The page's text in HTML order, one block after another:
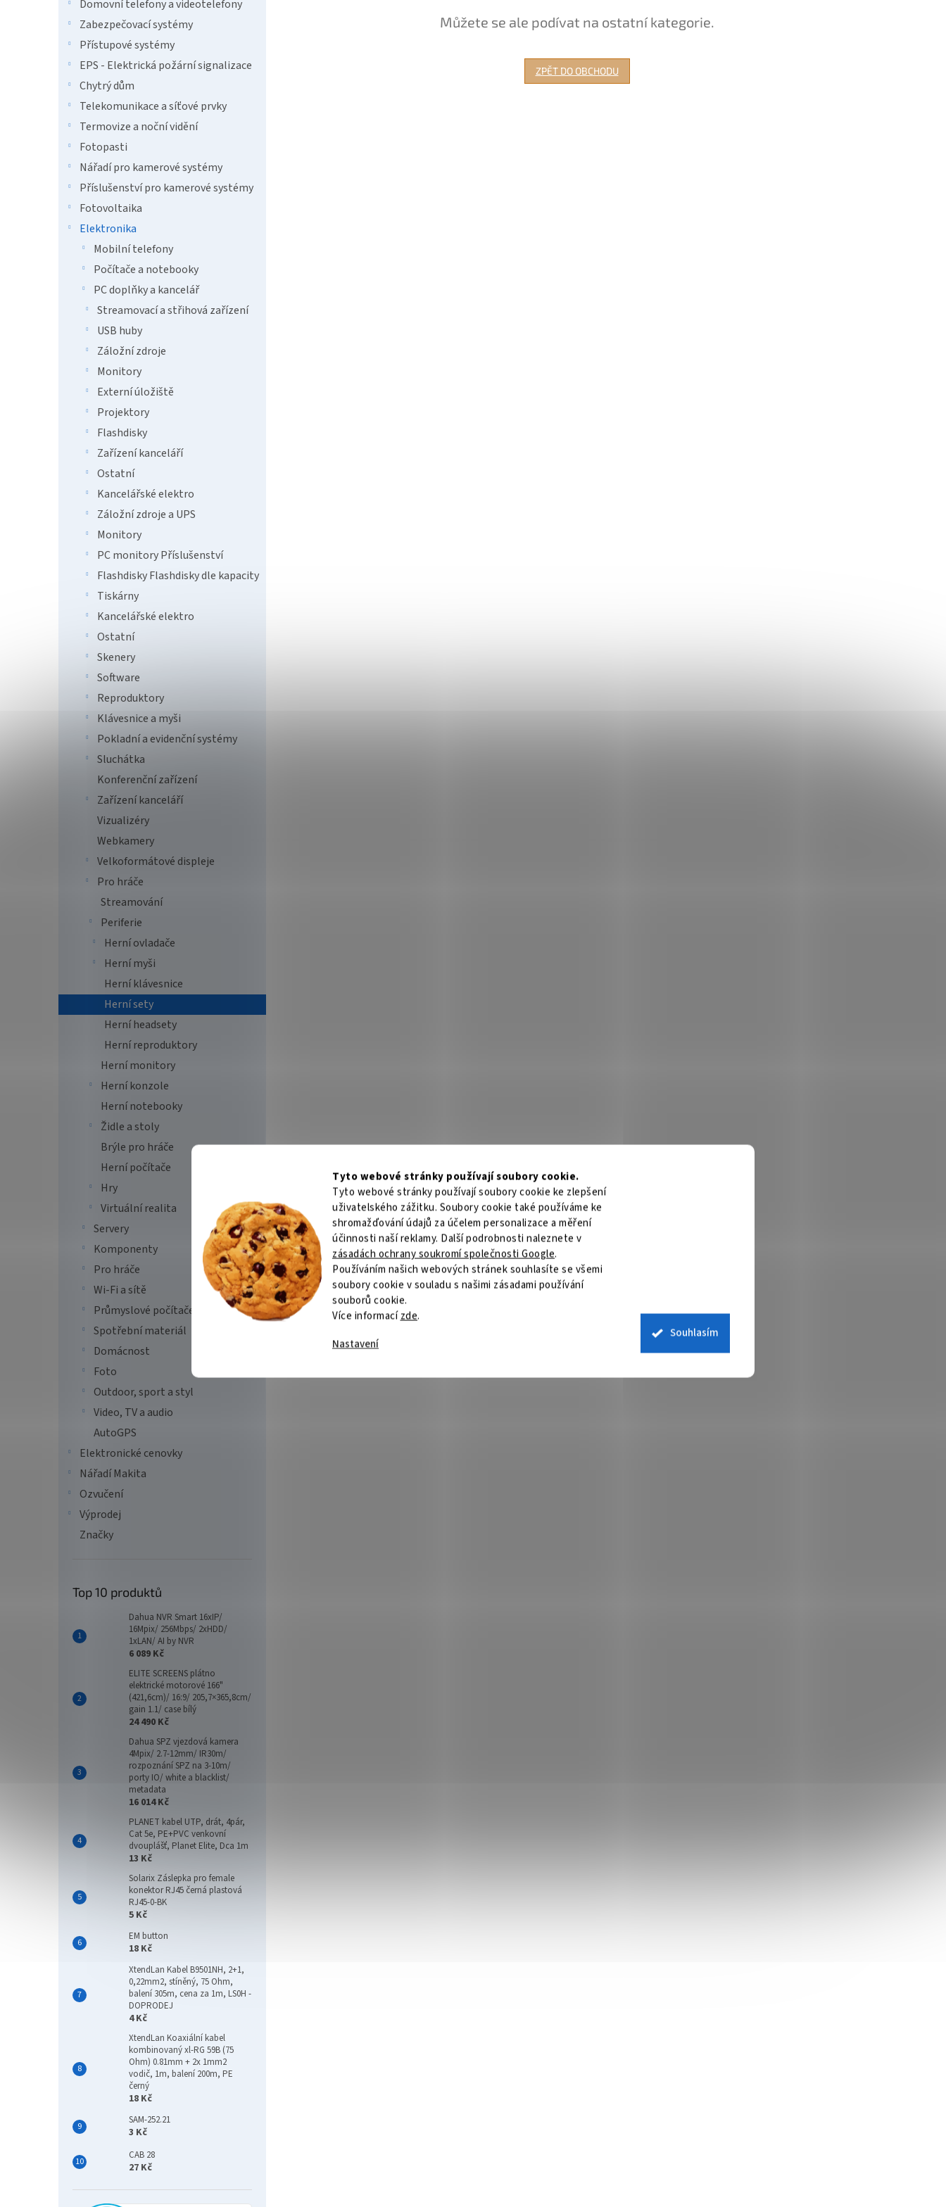
Tyto webové stránky používají soubory cookie.
Tyto webové stránky používají soubory cookie ke zlepšení
uživatelského zážitku. Soubory cookie také používáme ke
shromažďování údajů za účelem personalizace a měření
účinnosti naší reklamy. Další podrobnosti naleznete v
zásadách ochrany soukromí společnosti Google.
Používáním našich webových stránek souhlasíte se všemi
soubory cookie v souladu s našimi zásadami používání
souborů cookie.
Více informacízde.
Nastavení
Souhlasím
Domovní telefony a videotelefony
Zabezpečovací systémy
Přístupové systémy
EPS - Elektrická požární signalizace
Chytrý dům
Telekomunikace a síťové prvky
Termovize a noční vidění
Fotopasti
Nářadí pro kamerové systémy
Příslušenství pro kamerové systémy
Fotovoltaika
Elektronika
Mobilní telefony
Počítače a notebooky
PC doplňky a kancelář
Streamovací a střihová zařízení
USB huby
Záložní zdroje
Monitory
Externí úložiště
Projektory
Flashdisky
Zařízení kanceláří
Ostatní
Kancelářské elektro
Záložní zdroje a UPS
Monitory
PC monitory Příslušenství
Flashdisky Flashdisky dle kapacity
Tiskárny
Kancelářské elektro
Ostatní
Skenery
Software
Reproduktory
Klávesnice a myši
Pokladní a evidenční systémy
Sluchátka
Konferenční zařízení
Zařízení kanceláří
Vizualizéry
Webkamery
Velkoformátové displeje
Pro hráče
Streamování
Periferie
Herní ovladače
Herní myši
Herní klávesnice
Herní sety
Herní headsety
Herní reproduktory
Herní monitory
Herní konzole
Herní notebooky
Židle a stoly
Brýle pro hráče
Herní počítače
Hry
Virtuální realita
Servery
Komponenty
Pro hráče
Wi-Fi a sítě
Průmyslové počítače
Spotřební materiál
Domácnost
Foto
Outdoor, sport a styl
Video, TV a audio
AutoGPS
Elektronické cenovky
Nářadí Makita
Ozvučení
Výprodej
Značky
Top 10 produktů
Dahua NVR Smart 16xIP/
16Mpix/ 256Mbps/ 2xHDD/
1xLAN/ AI by NVR
6 089 Kč
ELITE SCREENS plátno
elektrické motorové 166"
(421,6cm)/ 16:9/ 205,7×365,8cm/
gain 1.1/ case bílý
24 490 Kč
Dahua SPZ vjezdová kamera
4Mpix/ 2.7-12mm/ IR30m/
rozpoznání SPZ na 3-10m/
porty IO/ white a blacklist/
metadata
16 014 Kč
PLANET kabel UTP, drát, 4pár,
Cat 5e, PE+PVC venkovní
dvouplášť, Planet Elite, Dca 1m
13 Kč
Solarix Záslepka pro female
konektor RJ45 černá plastová
RJ45-0-BK
5 Kč
EM button
18 Kč
XtendLan Kabel B9501NH, 2+1,
0,22mm2, stíněný, 75 Ohm,
balení 305m, cena za 1m, LS0H -
DOPRODEJ
4 Kč
XtendLan Koaxiální kabel
kombinovaný xl-RG 59B (75
Ohm) 0.81mm + 2x 1mm2
vodič, 1m, balení 200m, PE
černý
18 Kč
SAM-252.21
3 Kč
CAB 28
27 Kč
Můžete se ale podívat na ostatní kategorie.
ZPĚT DO OBCHODU